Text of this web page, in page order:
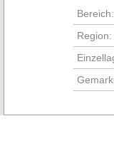
Bereich:
Region: